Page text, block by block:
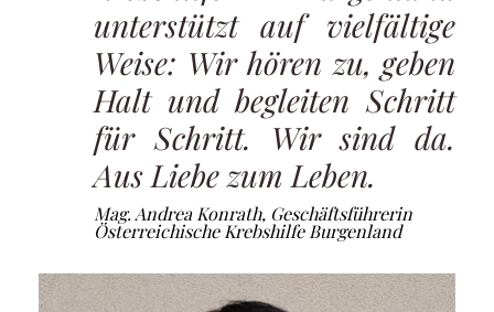
unterstützt auf vielfältige
Weise: Wir hören zu, geben
Halt und begleiten Schritt
für Schritt. Wir sind da.
Aus Liebe zum Leben.
Mag. Andrea Konrath, Geschäftsführerin
Österreichische Krebshilfe Burgenland